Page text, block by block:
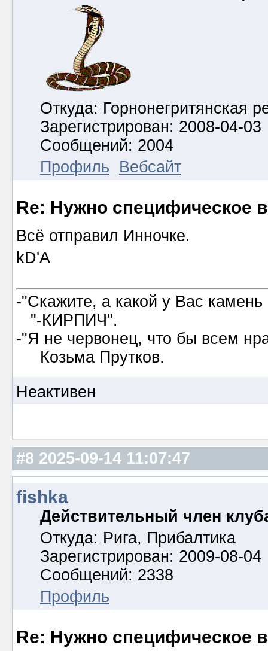
Откуда: Горнонегритянская
Зарегистрирован: 2008-04-03
Сообщений: 2004
Профиль
Вебсайт
Re: Нужно специфическое
Всё отправил Инночке.
kD'A
-"Скажите, а какой у Вас камень
"-КИРПИЧ".
-"Я не червонец, что бы всем
Козьма Прутков.
Неактивен
#8 2025-09-14 11:07:47
fishka
Действительный член
Откуда: Рига, Прибалтика
Зарегистрирован: 2009-08-04
Сообщений: 2338
Профиль
Re: Нужно специфическое